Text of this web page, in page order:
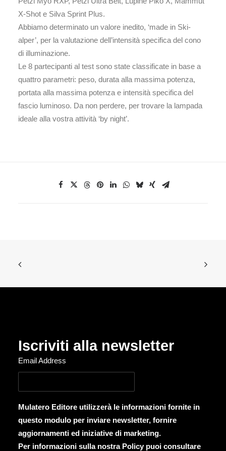
X-Shot e Silva Sprint Plus.
Abbiamo determinato un valore inedito, ‘made in Ski-
alper’, per la valutazione dell’intensità specifica del cono
di illuminazione.
Le 8 partecipanti al test sono state classificate in base a
quattro parametri: peso, durata alla massima potenza,
portata alla massima potenza e intensità specifica del
fascio luminoso. Da non perdere, per trovare la lampada
ideale alla vostra attività ‘by night’.
Iscriviti alla newsletter
Email Address
Mulatero Editore utilizzerà le informazioni fornite in
questo modulo per inviare newsletter, fornire
aggiornamenti ed iniziative di marketing.
Per informazioni sulla nostra Policy puoi consultare